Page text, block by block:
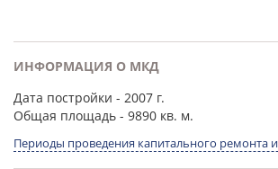
ИНФОРМАЦИЯ О МКД
Дата постройки - 2007 г.
Общая площадь - 9890 кв. м.
Периоды проведения капитального ремонта